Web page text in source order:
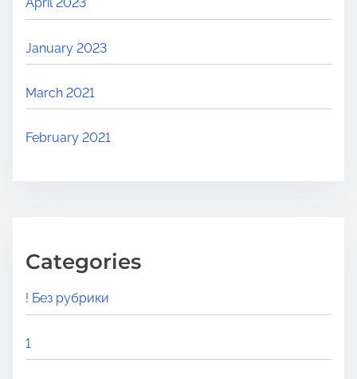
April 2023
January 2023
March 2021
February 2021
Categories
! Без рубрики
1